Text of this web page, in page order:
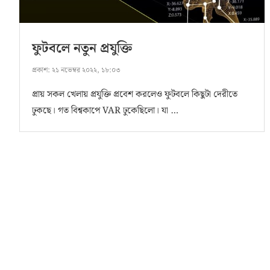
ফুটবলে নতুন প্রযুক্তি
প্রকাশ: ২১ নভেম্বর ২০২২, ১৮:০৩
প্রায় সকল খেলায় প্রযুক্তি প্রবেশ করলেও ফুটবলে কিছুটা দেরীতে
ঢুকছে। গত বিশ্বকাপে VAR ঢুকেছিলো। যা …